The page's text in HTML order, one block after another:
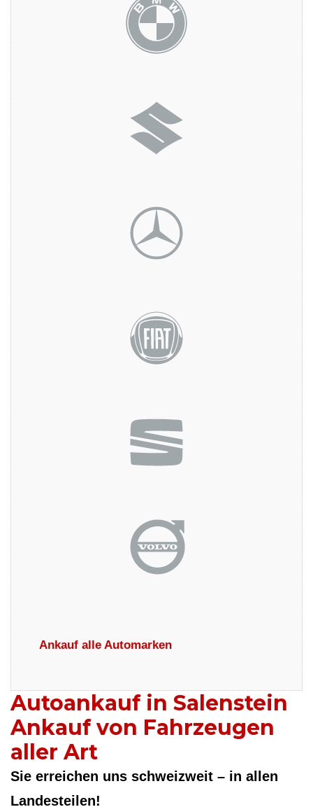
Ankauf alle Automarken
Autoankauf in Salenstein
Ankauf von Fahrzeugen
aller Art
Sie erreichen uns schweizweit – in allen
Landesteilen!